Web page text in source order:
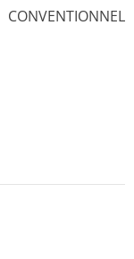
CONVENTIONNEL